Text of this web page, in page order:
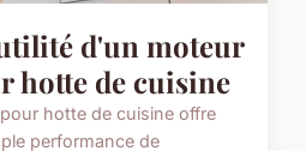
d'un moteur
hotte de cuisine
hotte de cuisine offre
performance de